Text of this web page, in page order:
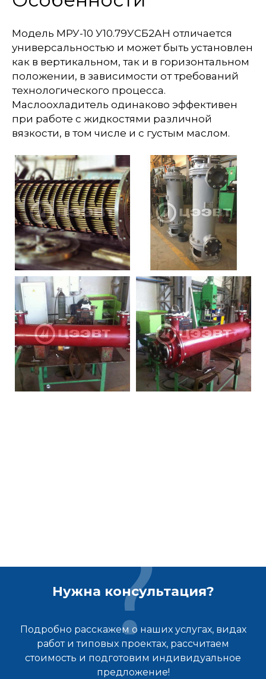
Модель МРУ-10 У10.79УСБ2АН отличается
универсальностью и может быть установлен
как в вертикальном, так и в горизонтальном
положении, в зависимости от требований
технологического процесса.
Маслоохладитель одинаково эффективен
при работе с жидкостями различной
вязкости, в том числе и с густым маслом.
Нужна консультация?
Подробно расскажем о наших услугах, видах
работ и типовых проектах, рассчитаем
стоимость и подготовим индивидуальное
предложение!